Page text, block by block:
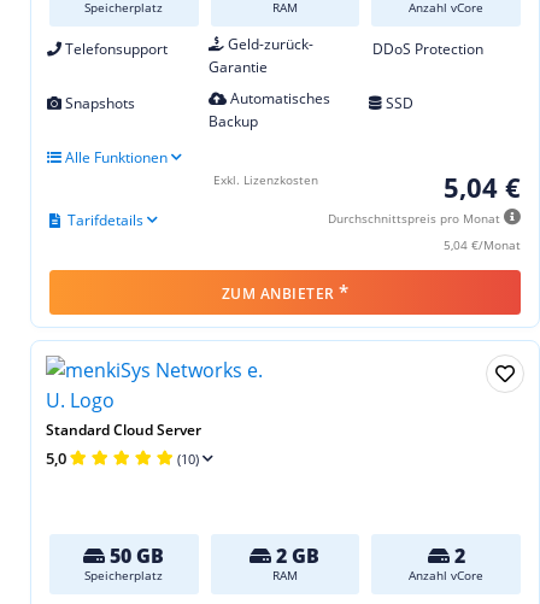
Speicherplatz RAM Anzahl vCore
Telefonsupport
Geld-zurück-
Garantie
DDoS Protection
Snapshots
Automatisches
Backup
SSD
Alle Funktionen
5,04 €
Durchschnittspreis pro Monat
5,04 €/Monat
Tarifdetails
Exkl. Lizenzkosten
ZUM ANBIETER *
Standard Cloud Server
5,0 (10)
50 GB
Speicherplatz
2 GB
RAM
2
Anzahl vCore